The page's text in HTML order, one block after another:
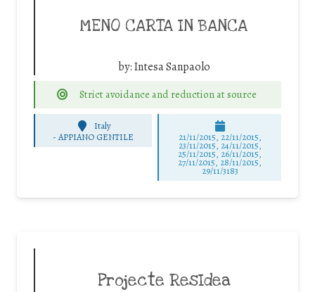
MENO CARTA IN BANCA
by:Intesa Sanpaolo
Strict avoidance and reduction at source
Italy
-APPIANO GENTILE 21/11/2015, 22/11/2015,
23/11/2015, 24/11/2015,
25/11/2015, 26/11/2015,
27/11/2015, 28/11/2015,
29/11/3183
Projecte ResIdea